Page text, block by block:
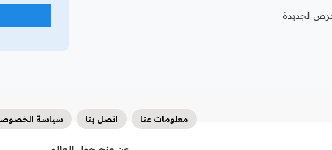
الجديدة
معلومات عنا اتصل بنا سياسة